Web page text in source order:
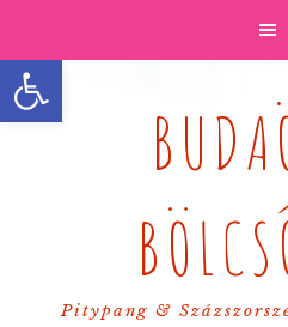
Eszköztár megnyitása
Pitypang &